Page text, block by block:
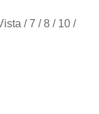
/ 7 / 8 / 10 /